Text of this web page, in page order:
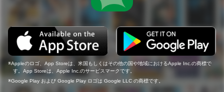
Appleのロゴ、App Storeは、米国もしくはその他の国や地域におけるApple Inc.の商標で
す。App Storeは、Apple Inc.のサービスマークです。
Google Play および Google Play ロゴは Google LLC の商標です。